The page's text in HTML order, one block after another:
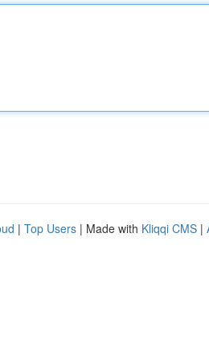
| Top Users | Made with Kliqqi CMS |